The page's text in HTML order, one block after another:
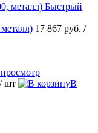
Быстрый
17 867 руб. /
/ шт
В